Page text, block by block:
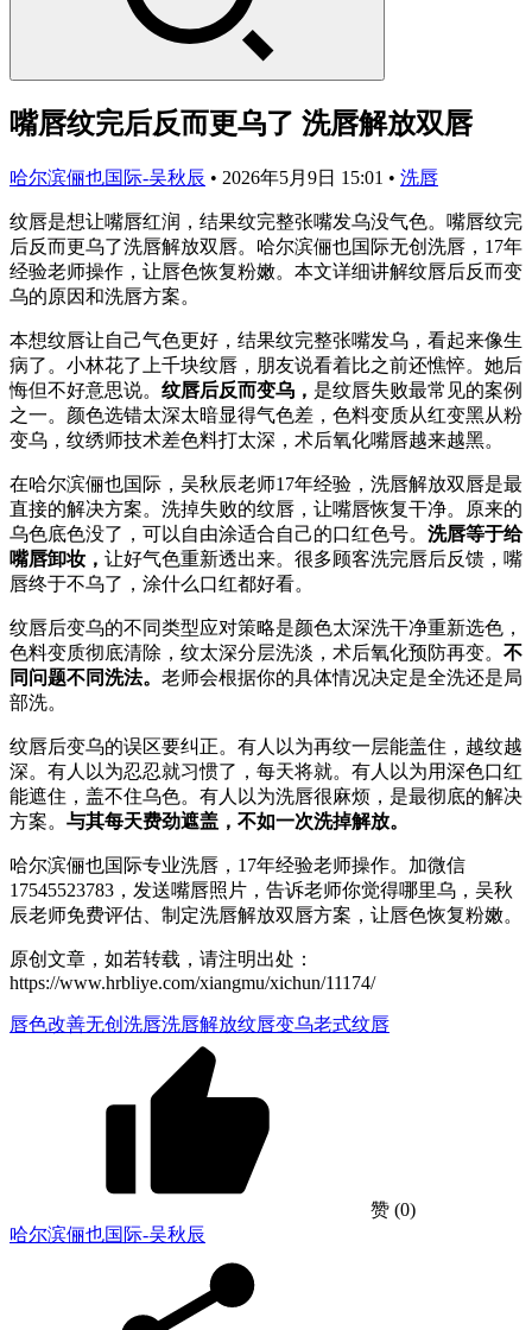
嘴唇纹完后反而更乌了 洗唇解放双唇
哈尔滨俪也国际-吴秋辰 • 2026年5月9日 15:01 • 洗唇
纹唇是想让嘴唇红润，结果纹完整张嘴发乌没气色。嘴唇纹完
后反而更乌了洗唇解放双唇。哈尔滨俪也国际无创洗唇，17年
经验老师操作，让唇色恢复粉嫩。本文详细讲解纹唇后反而变
乌的原因和洗唇方案。
本想纹唇让自己气色更好，结果纹完整张嘴发乌，看起来像生
病了。小林花了上千块纹唇，朋友说看着比之前还憔悴。她后
悔但不好意思说。 纹唇后反而变乌， 是纹唇失败最常见的案例
之一。颜色选错太深太暗显得气色差，色料变质从红变黑从粉
变乌，纹绣师技术差色料打太深，术后氧化嘴唇越来越黑。
在哈尔滨俪也国际，吴秋辰老师17年经验，洗唇解放双唇是最
直接的解决方案。洗掉失败的纹唇，让嘴唇恢复干净。原来的
乌色底色没了，可以自由涂适合自己的口红色号。 洗唇等于给
嘴唇卸妆， 让好气色重新透出来。很多顾客洗完唇后反馈，嘴
唇终于不乌了，涂什么口红都好看。
纹唇后变乌的不同类型应对策略是颜色太深洗干净重新选色，
色料变质彻底清除，纹太深分层洗淡，术后氧化预防再变。 不
同问题不同洗法。 老师会根据你的具体情况决定是全洗还是局
部洗。
纹唇后变乌的误区要纠正。有人以为再纹一层能盖住，越纹越
深。有人以为忍忍就习惯了，每天将就。有人以为用深色口红
能遮住，盖不住乌色。有人以为洗唇很麻烦，是最彻底的解决
方案。 与其每天费劲遮盖，不如一次洗掉解放。
哈尔滨俪也国际专业洗唇，17年经验老师操作。加微信
17545523783，发送嘴唇照片，告诉老师你觉得哪里乌，吴秋
辰老师免费评估、制定洗唇解放双唇方案，让唇色恢复粉嫩。
原创文章，如若转载，请注明出处：
https://www.hrbliye.com/xiangmu/xichun/11174/
唇色改善无创洗唇洗唇解放纹唇变乌老式纹唇
赞 (0)
哈尔滨俪也国际-吴秋辰